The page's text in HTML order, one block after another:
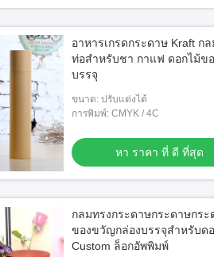
อาหารเกรดกระดาษ Kraft ก
ท่อสําหรับชา กาแฟ ดอกไม้ข
บรรจุ
ขนาด: ปรับแต่งได้
การพิมพ์: CMYK / 4C
หา ราคา ที่ ดี ที่สุด
กลมทรงกระดาษกระดาษกระ
ของขวัญกล่องบรรจุสําหรับด
Custom ล็อกอัพพิมพ์